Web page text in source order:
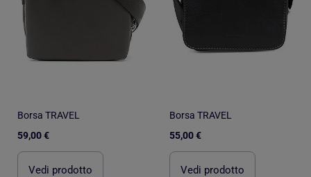
Borsa TRAVEL
59,00 €
Vedi prodotto
Borsa TRAVEL
55,00 €
Vedi prodotto